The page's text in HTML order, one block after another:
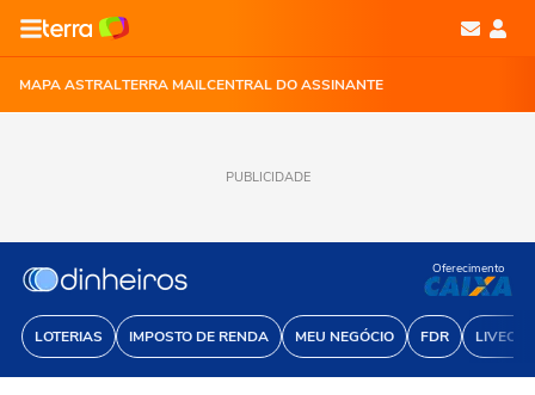
MAPA ASTRALTERRA MAILCENTRAL DO ASSINANTE
PUBLICIDADE
LOTERIAS IMPOSTO DE RENDA MEU NEGÓCIO FDR
Oferecimento